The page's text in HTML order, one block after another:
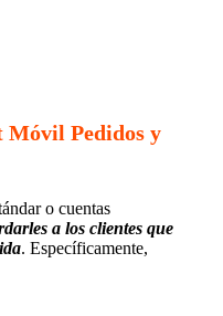
Móvil Pedidos y
o cuentas
a los clientes que
. Específicamente,